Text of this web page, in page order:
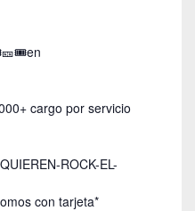
cargo por servicio
ROCK-EL-
con tarjeta*